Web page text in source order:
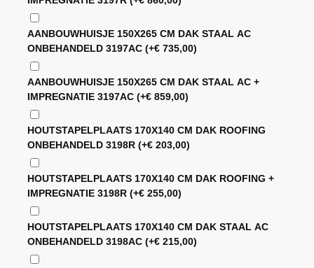
AANBOUWHUISJE 150X265 CM DAK STAAL AC
ONBEHANDELD 3197AC(+€ 735,00)
AANBOUWHUISJE 150X265 CM DAK STAAL AC +
IMPREGNATIE 3197AC(+€ 859,00)
HOUTSTAPELPLAATS 170X140 CM DAK ROOFING
ONBEHANDELD 3198R(+€ 203,00)
HOUTSTAPELPLAATS 170X140 CM DAK ROOFING +
IMPREGNATIE 3198R(+€ 255,00)
HOUTSTAPELPLAATS 170X140 CM DAK STAAL AC
ONBEHANDELD 3198AC(+€ 215,00)